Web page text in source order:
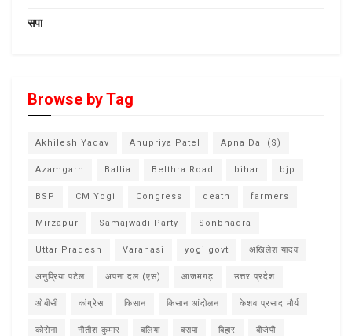
सपा
Browse by Tag
Akhilesh Yadav Anupriya Patel Apna Dal (S)
Azamgarh Ballia Belthra Road bihar bjp
BSP CM Yogi Congress death farmers
Mirzapur Samajwadi Party Sonbhadra
Uttar Pradesh Varanasi yogi govt अखिलेश यादव
अनुप्रिया पटेल अपना दल (एस) आजमगढ़ उत्तर प्रदेश
ओबीसी कांग्रेस किसान किसान आंदोलन केशव प्रसाद मौर्य
कोरोना नीतीश कुमार बलिया बसपा बिहार बीजेपी